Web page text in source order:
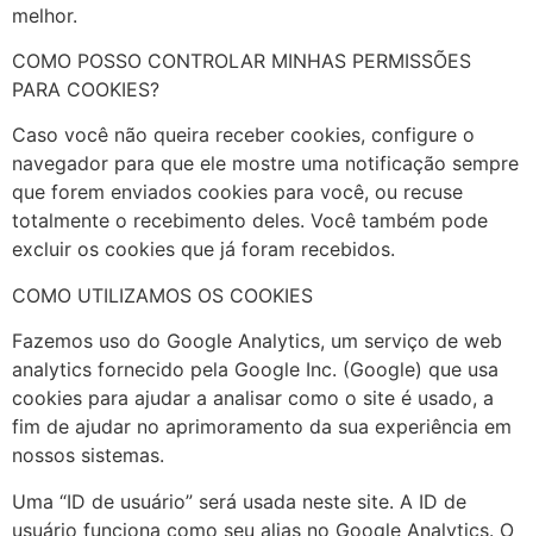
melhor.
COMO POSSO CONTROLAR MINHAS PERMISSÕES
PARA COOKIES?
Caso você não queira receber cookies, configure o
navegador para que ele mostre uma notificação sempre
que forem enviados cookies para você, ou recuse
totalmente o recebimento deles. Você também pode
excluir os cookies que já foram recebidos.
COMO UTILIZAMOS OS COOKIES
Fazemos uso do Google Analytics, um serviço de web
analytics fornecido pela Google Inc. (Google) que usa
cookies para ajudar a analisar como o site é usado, a
fim de ajudar no aprimoramento da sua experiência em
nossos sistemas.
Uma “ID de usuário” será usada neste site. A ID de
usuário funciona como seu alias no Google Analytics. O